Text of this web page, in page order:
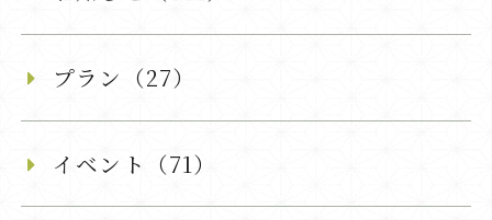
プラン（27）
イベント（71）